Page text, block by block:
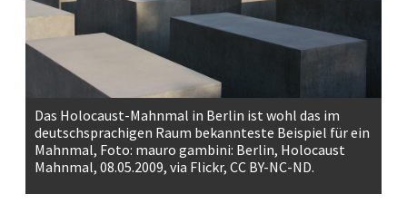
Das Holocaust-Mahnmal in Berlin ist wohl das im
deutschsprachigen Raum bekannteste Beispiel für ein
Mahnmal, Foto: mauro gambini: Berlin, Holocaust
Mahnmal, 08.05.2009, via Flickr, CC BY-NC-ND.